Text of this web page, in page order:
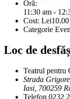
Oră:
11:30 am -
Cost: Lei10.00
Categorie
Loc de
Teatrul pentru
Strada
Iasi 700259
Telefon 0232